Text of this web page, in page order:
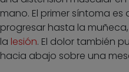
mano. El primer síntoma
progresar hasta la
la lesión. El dolor también
hacia abajo sobre una